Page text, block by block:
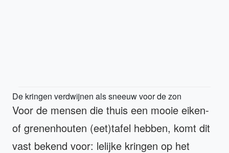
De kringen verdwijnen als sneeuw voor de zon
Voor de mensen die thuis een mooie eiken-
of grenenhouten (eet)tafel hebben, komt dit
vast bekend voor: lelijke kringen op het